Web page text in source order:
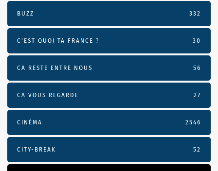
BUZZ 332
C'EST QUOI TA FRANCE ? 30
CA RESTE ENTRE NOUS 56
CA VOUS REGARDE 27
CINÉMA 2546
CITY-BREAK 52